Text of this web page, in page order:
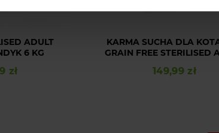
ADULT
6 KG
zł
KARMA SUCHA DLA
GRAIN FREE STERILISED
Cena
149,99 zł